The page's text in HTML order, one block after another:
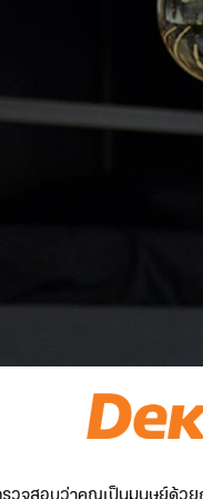
รวจสอบว่าคุณเป็นมนุษย์ด้วย